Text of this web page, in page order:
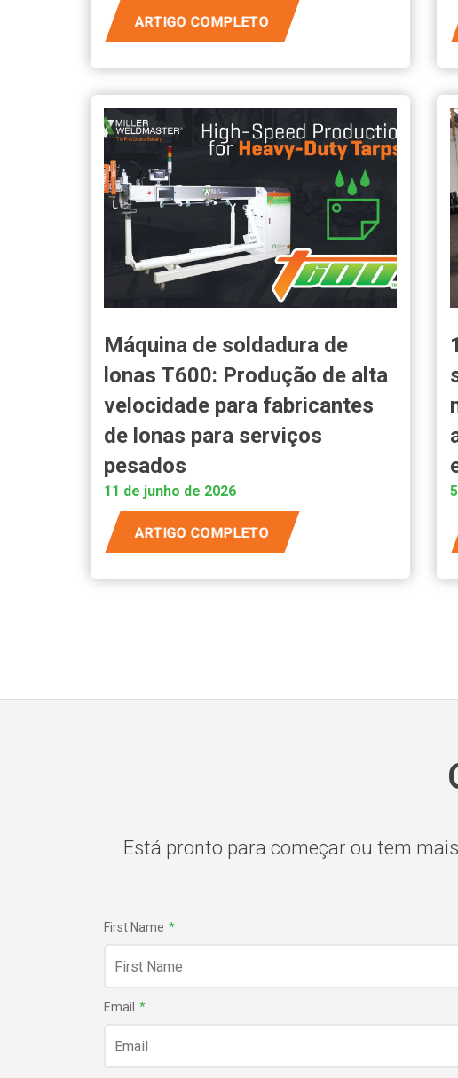
ARTIGO COMPLETO
Máquina de soldadura de
lonas T600: Produção de alta
velocidade para fabricantes
de lonas para serviços
pesados
11 de junho de 2026
ARTIGO COMPLETO
Está pronto para começar ou tem
First Name *
Email *